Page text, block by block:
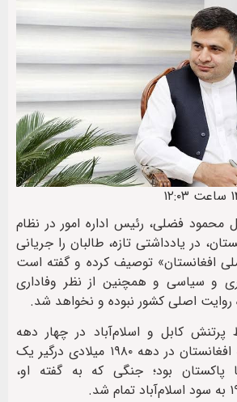
محمود فضلی، رئیس اداره امور در نظام
در یادداشتی تازه، طالبان را جریانی
افغانستان» توصیف کرده و گفته است
و سیاسی و همچنین از نظر وفاداری
روایت اصلی کشور نبوده و نخواهد شد.
پرتنش کابل و اسلام‌آباد در چهار دهه
گذشته گفته است که افغانستان در دهه ۱۹۸۰ میلادی درگیر یک
بود؛ جنگی که به گفته او،